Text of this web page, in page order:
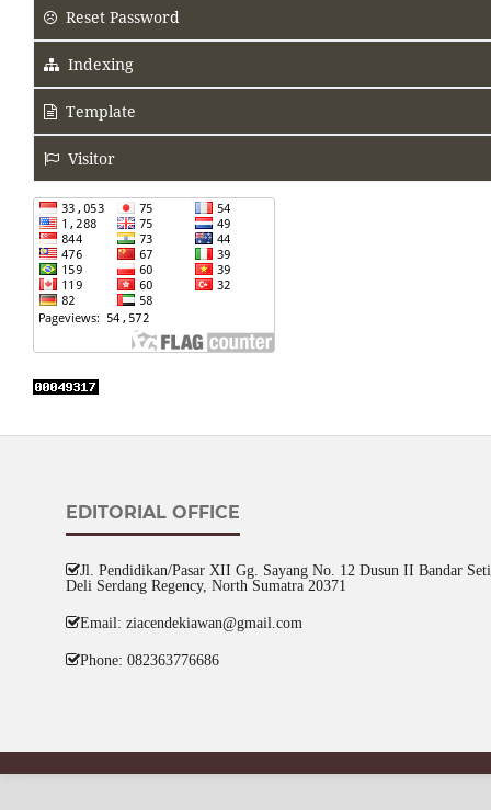
Reset Password
Indexing
Template
Visitor
EDITORIAL OFFICE
Jl. Pendidikan/Pasar XII Gg. Sayang No. 12 Dusun II Bandar
Deli Serdang Regency, North Sumatra 20371
Email: ziacendekiawan@gmail.com
Phone: 082363776686